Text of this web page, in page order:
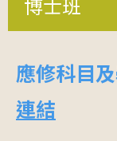
應修科目
連結